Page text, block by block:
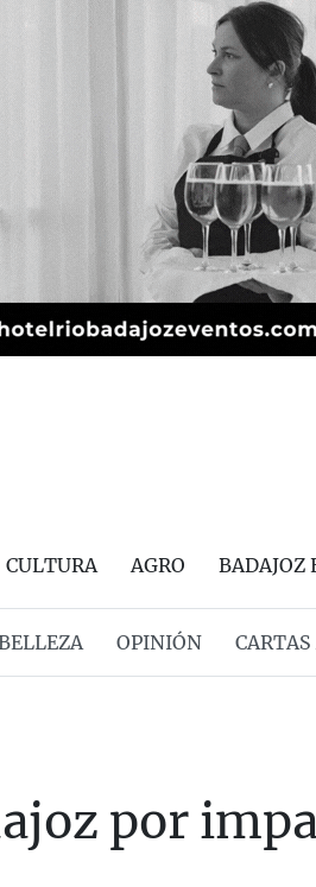
CULTURA AGRO BADAJOZ
OPINIÓN
por